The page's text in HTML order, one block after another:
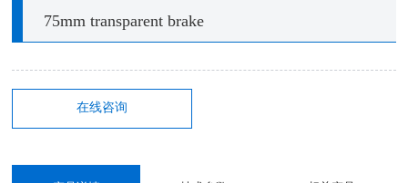
75mm transparent brake
在线咨询